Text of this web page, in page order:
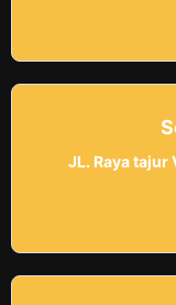
JL. Raya tajur